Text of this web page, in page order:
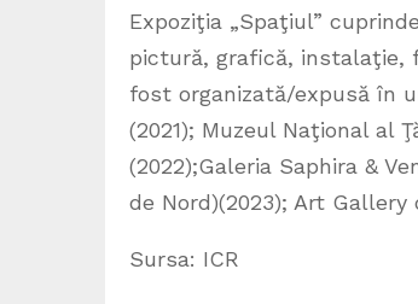
Expoziţia „Spaţiul”
pictură, grafică, instalaţie,
fost organizată/expusă în
(2021); Muzeul Naţional al
(2022);Galeria Saphira &
de Nord)(2023); Art Gallery
Sursa: ICR